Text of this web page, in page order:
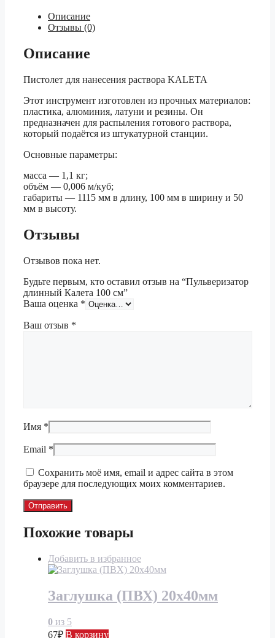
Описание
Отзывы (0)
Описание
Пистолет для нанесения раствора KALETA
Этот инструмент изготовлен из прочных материалов:
пластика, алюминия, латуни и резины. Он
предназначен для распыления готового раствора,
который подаётся из штукатурной станции.
Основные параметры:
масса — 1,1 кг;
объём — 0,006 м/куб;
габариты — 1115 мм в длину, 100 мм в ширину и 50
мм в высоту.
Отзывы
Отзывов пока нет.
Будьте первым, кто оставил отзыв на “Пульверизатор
длинный Калета 100 см”
Ваша оценка *
Ваш отзыв *
Имя *
Email *
Сохранить моё имя, email и адрес сайта в этом
браузере для последующих моих комментариев.
Похожие товары
Добавить в избранное
Заглушка (ПВХ) 20х40мм
0 из 5
67₽ В корзину